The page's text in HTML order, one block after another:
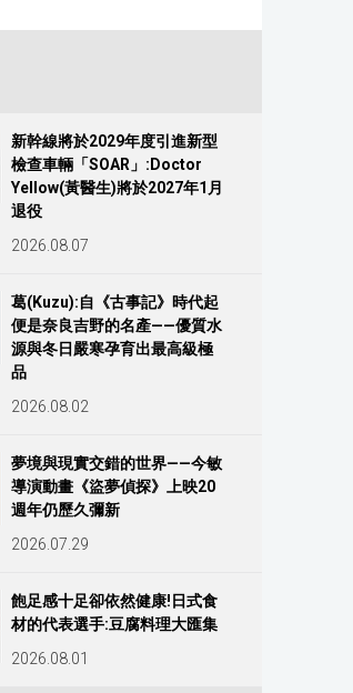
新幹線將於2029年度引進新型
檢查車輛「SOAR」:Doctor
Yellow(黃醫生)將於2027年1月
退役
2026.08.07
葛(Kuzu):自《古事記》時代起
便是奈良吉野的名產——優質水
源與冬日嚴寒孕育出最高級極
品
2026.08.02
夢境與現實交錯的世界——今敏
導演動畫《盜夢偵探》上映20
週年仍歷久彌新
2026.07.29
飽足感十足卻依然健康!日式食
材的代表選手:豆腐料理大匯集
2026.08.01